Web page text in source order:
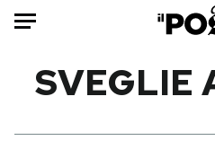
SVEGLIE